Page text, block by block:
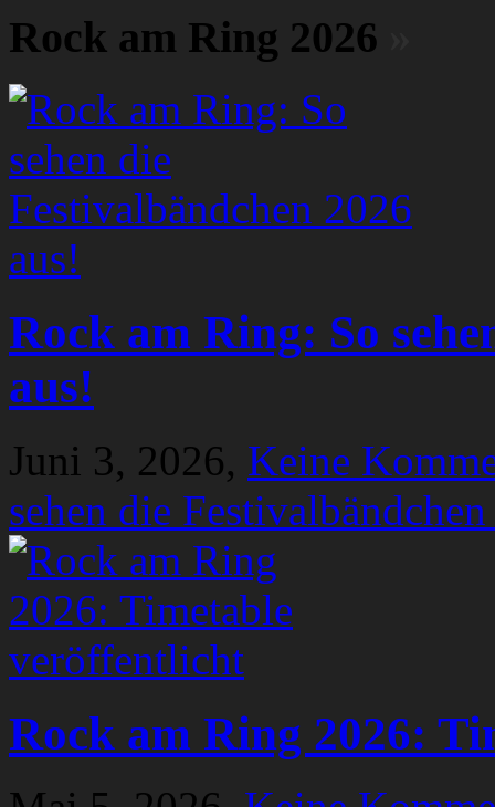
Rock am Ring 2026
Rock am Ring: So
aus!
Juni 3, 2026, Keine
sehen die
Rock am Ring 2026: